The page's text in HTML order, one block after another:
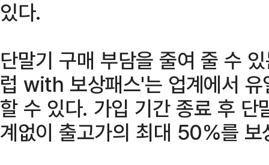
있다.
단말기 구매 부담을 줄여 줄 수
럽 with 보상패스'는 업계에서
할 수 있다. 가입 기간 종료 후 단
계없이 출고가의 최대 50%를 보